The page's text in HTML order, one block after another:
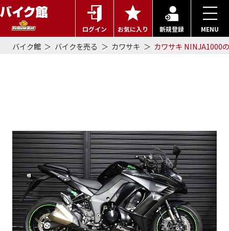
ログイン お気に入り 新規登録 MENU
バイク館 バイクを売る カワサキ カワサキ NINJA1000